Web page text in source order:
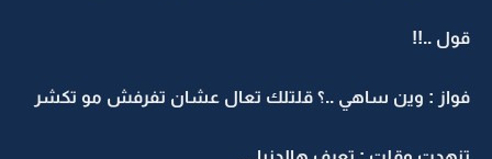
قول ..!!
فواز : وين ساهي ..؟ قلتلك تعال عشان تفرفش مو تكشر